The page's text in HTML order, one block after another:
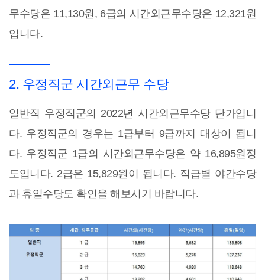
무수당은 11,130원, 6급의 시간외근무수당은 12,321원
입니다.
2. 우정직군 시간외근무 수당
일반직 우정직군의 2022년 시간외근무수당 단가입니
다. 우정직군의 경우는 1급부터 9급까지 대상이 됩니
다. 우정직군 1급의 시간외근무수당은 약 16,895원정
도입니다. 2급은 15,829원이 됩니다. 직급별 야간수당
과 휴일수당도 확인을 해보시기 바랍니다.